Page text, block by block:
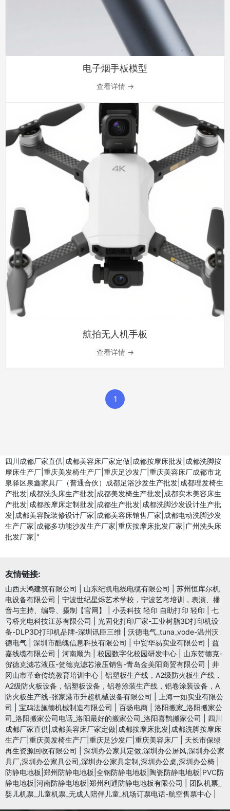
电子烟手板模型
查看详情 →
航拍无人机手板
查看详情 →
1
四川成都厂家直供|成都美容床厂家定做|成都按摩床批发|成都洗脚按
摩床生产厂|重庆美发椅生产厂|重庆足沙发厂|重庆美容床厂成都市龙
泉驿区泉鑫家具厂（普通合伙）成都足浴沙发生产批发|成都理发椅生
产批发|成都洗头床生产批发|成都美发椅生产批发|成都实木美容床生
产批发|成都按摩床定制批发|成都生产批发|成都洗脚沙发设计生产批
发|成都美容院装修设计厂家|成都美容床销售厂家|成都电动洗脚沙发
生产厂家|成都多功能沙发生产厂家|重庆按摩床批发厂家|广州洗头床
批发厂家|"
友情链接:
山西天鸿建筑有限公司 山东纪凯电线电缆有限公司
苏州恒库尔机
电设备有限公司
宁波世纪星烁艺术学校，宁波艺考培训，表演、播
音与主持、编导、摄制【官网】
小丢科技 轻印 自助打印 轻印
七
号桥光电科技江苏有限公司
光固化打印厂家-工业树脂3D打印机设
备-DLP3D打印机品牌-深圳讯臣三维
沃德电气_tuna_vode-温州沃
德电气
深圳市酷魄信息科技有限公司 中贸华易实业有限公司
益
嘉线缆有限公司
河南顺为 校园数字化校园研发中心
山东贺德克-
贺德克滤芯液压-贺德克滤芯液压销售-青岛金美阳商贸有限公司
井
冈山市革命传统教育培训中心
铝塑板生产线，A2级防火板生产线，
A2级防火板设备，铝塑板设备，铝卷涂装生产线，铝卷涂装设备，A
防火板生产线-张家港市升超机械设备有限公司
上海一如实业有限公
司
宝鸡法施德机械制造有限公司 百扬电商
洛阳搬家_洛阳搬家公
司_洛阳搬家公司电话_洛阳最好的搬家公司_洛阳喜鹊搬家公司
四川
成都厂家直供|成都美容床厂家定做|成都按摩床批发|成都洗脚按摩床
生产厂|重庆美发椅生产厂|重庆足沙发厂|重庆美容床厂
天长市保绿
再生资源回收有限公司
深圳办公家具定做,深圳办公屏风,深圳办公家
具厂,深圳办公家具公司,深圳办公家具定制,深圳办公桌,深圳办公椅
防静电地板|郑州防静电地板|全钢防静电地板|陶瓷防静电地板|PVC防
静电地板|河南防静电地板|郑州利通防静电地板有限公司
团队机票_
婴儿机票_儿童机票_无成人陪伴儿童_机场订票电话-航空售票中心